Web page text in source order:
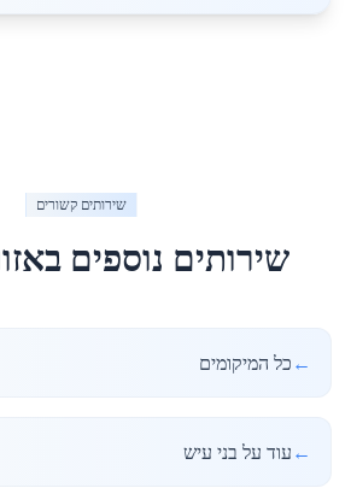
שירותים קשורים
שירותים נוספים
← כל המיקומים
← עוד על בני עיש